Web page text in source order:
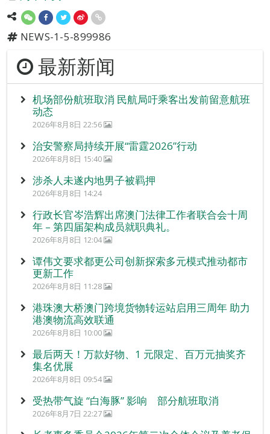
NEWS-1-5-899986
最新新闻
机场部份航班取消 民航局吁乘客出发前留意航班
动态
2026年8月8日 22:56
治安警察局持续开展“雷霆2026”行动
2026年8月8日 15:40
涉杀人未遂内地男子被羁押
2026年8月8日 14:24
行政长官岑浩辉出席澳门法律工作者联合会十周
年 – 第四届架构成员就职典礼。
2026年8月8日 12:04
谭伟文要求都更公司创新探索多元模式推动都市
更新工作
2026年8月8日 11:28
港珠澳大桥澳门跨境货物转运站启用三周年 助力
港澳物流高效联通
2026年8月8日 10:00
最后两天！万款好物、1 元限定、百万元抽奖齐
集名优展
2026年8月8日 09:54
受热带气旋 “白海豚” 影响 部分航班取消
2026年8月7日 22:27